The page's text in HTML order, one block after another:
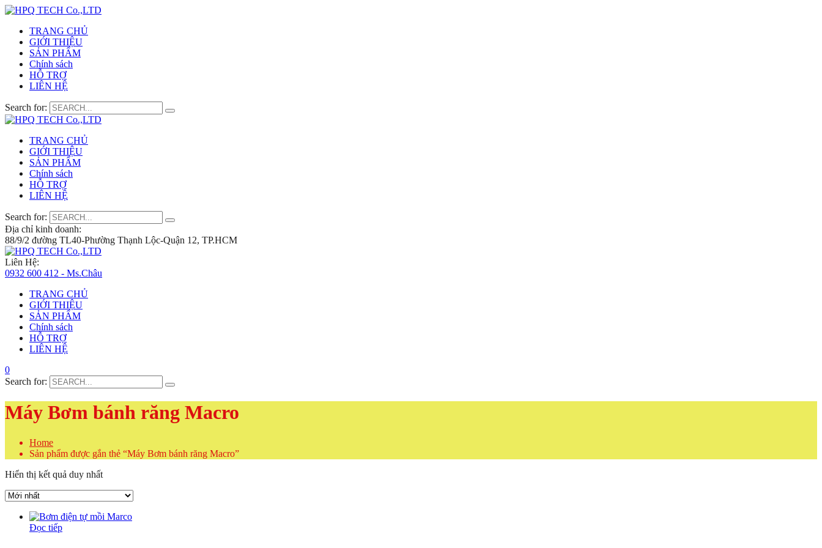
TRANG CHỦ
GIỚI THIỆU
SẢN PHẨM
Chính sách
HỖ TRỢ
LIÊN HỆ
Search for:
TRANG CHỦ
GIỚI THIỆU
SẢN PHẨM
Chính sách
HỖ TRỢ
LIÊN HỆ
Search for:
Địa chỉ kinh doanh:
88/9/2 đường TL40-Phường Thạnh Lộc-Quận 12, TP.HCM
Liên Hệ:
0932 600 412 - Ms.Châu
TRANG CHỦ
GIỚI THIỆU
SẢN PHẨM
Chính sách
HỖ TRỢ
LIÊN HỆ
0
Search for:
Máy Bơm bánh răng Macro
Home
Sản phẩm được gắn thẻ “Máy Bơm bánh răng Macro”
Hiển thị kết quả duy nhất
Đọc tiếp